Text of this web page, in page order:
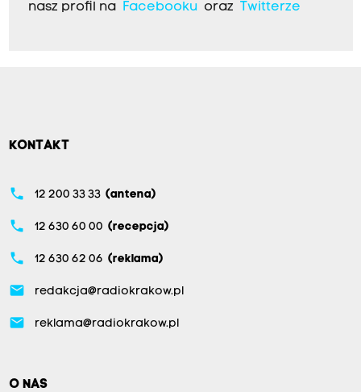
nasz profil na Facebookuoraz Twitterze
KONTAKT
phone 12 200 33 33 (antena)
phone 12 630 60 00 (recepcja)
phone 12 630 62 06 (reklama)
email redakcja@radiokrakow.pl
email reklama@radiokrakow.pl
O NAS